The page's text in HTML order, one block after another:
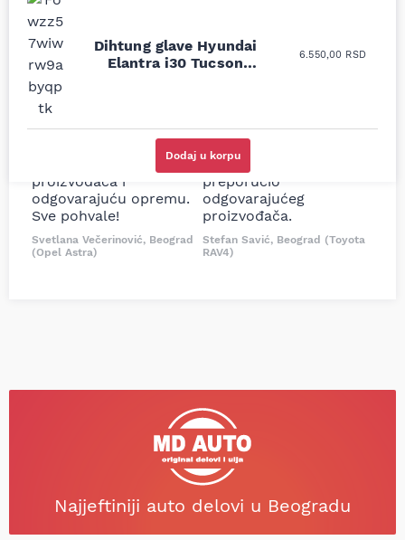
Dihtung glave Hyundai
Elantra i30 Tucson
6.550,00 RSD
Dodaj u korpu
Uporedila sam sve
moguće online
i definitivno najbolje
cene su ovde. Kupila
sam više puta auto
delove iz MD Auto. Uvek
dobra preporuka za
proizvođača i
odgovarajuću opremu.
Sve pohvale!
Svetlana Večerinović, Beograd
(Opel Astra)
Odlična usluga i
ljubazni prodavci.
potreban za moju
Tojotu, ali me je Miloš
podsetio, istražio i
preporučio
odgovarajućeg
proizvođača.
Stefan Savić, Beograd (Toyota
RAV4)
Najjeftiniji auto delovi u Beogradu